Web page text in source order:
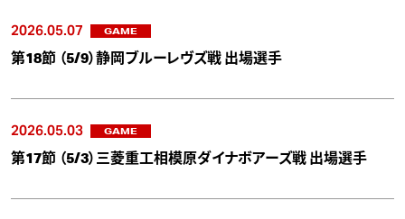
2026.05.07 GAME
第18節 （5/9）静岡ブルーレヴズ戦 出場選手
2026.05.03 GAME
第17節 （5/3）三菱重工相模原ダイナボアーズ戦 出場選手